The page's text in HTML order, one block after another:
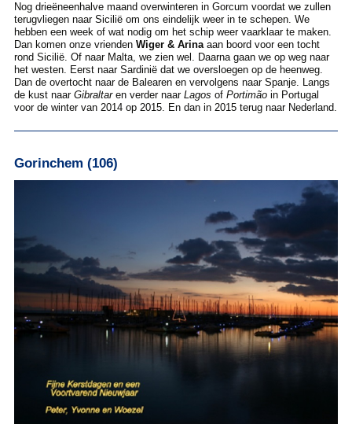
Nog drieëneenhalve maand overwinteren in Gorcum voordat we zullen
terugvliegen naar Sicilië om ons eindelijk weer in te schepen. We
hebben een week of wat nodig om het schip weer vaarklaar te maken.
Dan komen onze vrienden Wiger & Arinaaan boord voor een tocht
rond Sicilië. Of naar Malta, we zien wel. Daarna gaan we op weg naar
het westen. Eerst naar Sardinië dat we oversloegen op de heenweg.
Dan de overtocht naar de Balearen en vervolgens naar Spanje. Langs
de kust naar Gibraltaren verder naar Lagos of Portimãoin Portugal
voor de winter van 2014 op 2015. En dan in 2015 terug naar Nederland.
Gorinchem (106)